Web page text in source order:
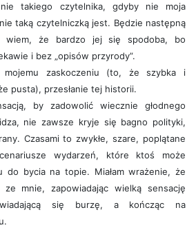
takiego czytelnika, gdyby nie moja
taką czytelniczką jest. Będzie następną
wiem, że bardzo jej się spodoba, bo
i bez „opisów przyrody”.
zaskoczeniu (to, że szybka i
pusta), przesłanie tej historii.
by zadowolić wiecznie głodnego
nie zawsze kryje się bagno polityki,
Czasami to zwykłe, szare, poplątane
wydarzeń, które ktoś może
do bycia na topie. Miałam wrażenie, że
ze mnie, zapowiadając wielką sensację
się burzę, a kończąc na